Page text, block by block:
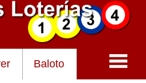
Baloto